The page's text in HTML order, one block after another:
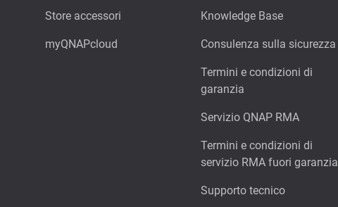
Store accessori
myQNAPcloud
Knowledge Base
Consulenza sulla sicurezza
Termini e condizioni di
garanzia
Servizio QNAP RMA
Termini e condizioni di
servizio RMA fuori garanzia
Supporto tecnico